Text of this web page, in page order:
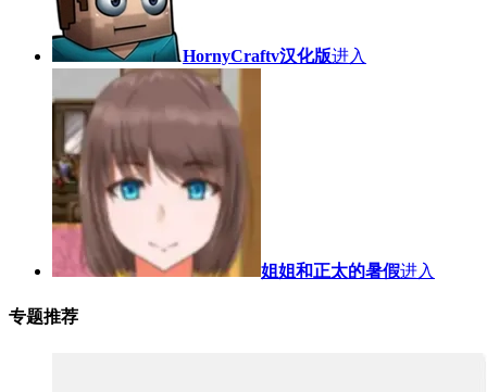
HornyCraftv汉化版进入
姐姐和正太的暑假进入
专题推荐